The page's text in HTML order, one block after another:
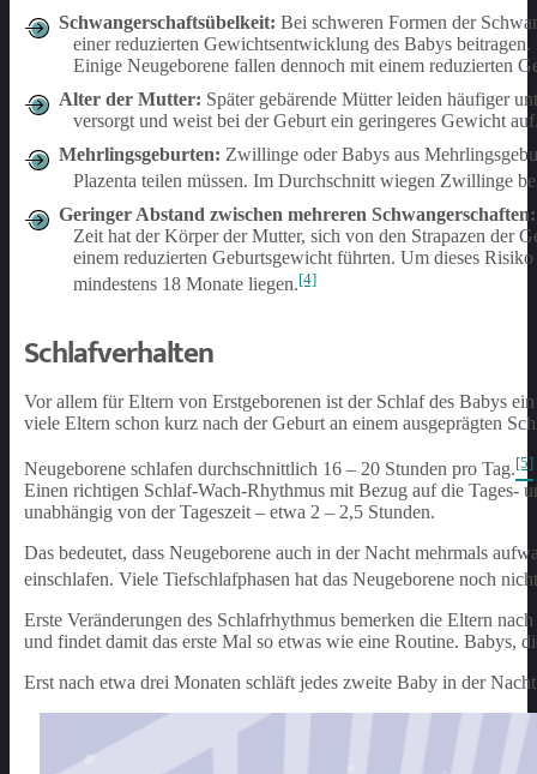
Schwangerschaftsübelkeit: Bei schweren Formen der
einer reduzierten Gewichtsentwicklung des Babys
Einige Neugeborene fallen dennoch mit einem reduzierten
Alter der Mutter: Später gebärende Mütter leiden häufiger
versorgt und weist bei der Geburt ein geringeres Gewicht
Mehrlingsgeburten: Zwillinge oder Babys aus
Plazenta teilen müssen. Im Durchschnitt wiegen Zwillinge
Geringer Abstand zwischen mehreren Schwangerschaften:
Zeit hat der Körper der Mutter, sich von den Strapazen der
einem reduzierten Geburtsgewicht führten. Um dieses
mindestens 18 Monate liegen.[4]
Schlafverhalten
Vor allem für Eltern von Erstgeborenen ist der Schlaf des Babys
viele Eltern schon kurz nach der Geburt an einem ausgeprägten
Neugeborene schlafen durchschnittlich 16 – 20 Stunden pro Tag.[5]
Einen richtigen Schlaf-Wach-Rhythmus mit Bezug auf die Tages-
unabhängig von der Tageszeit – etwa 2 – 2,5 Stunden.
Das bedeutet, dass Neugeborene auch in der Nacht mehrmals
einschlafen. Viele Tiefschlafphasen hat das Neugeborene noch
Erste Veränderungen des Schlafrhythmus bemerken die Eltern
und findet damit das erste Mal so etwas wie eine Routine. Babys,
Erst nach etwa drei Monaten schläft jedes zweite Baby in der